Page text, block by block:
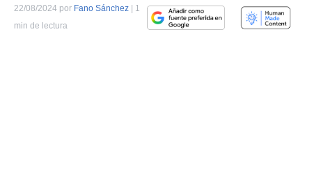
22/08/2024 por Fano Sánchez | 1
min de lectura